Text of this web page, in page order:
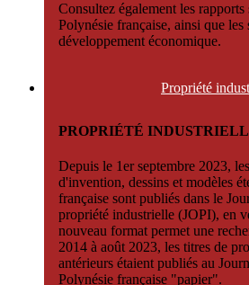
Consultez également les
Polynésie française, ainsi que les
développement économique.
Propriété
PROPRIÉTÉ
Depuis le 1er septembre 2023,
d'invention, dessins et modèles
française sont publiés dans le
propriété industrielle (JOPI), en
nouveau format permet une
2014 à août 2023, les titres de
antérieurs étaient publiés au
Polynésie française "papier".